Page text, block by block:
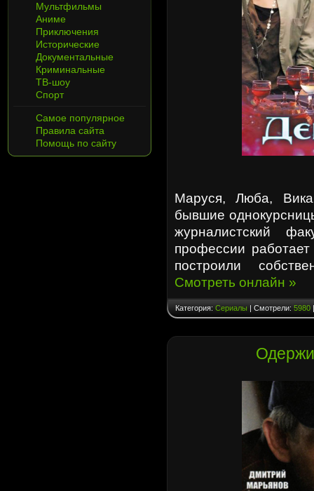
Мультфильмы
Аниме
Приключения
Исторические
Документальные
Криминальные
ТВ-шоу
Спорт
Самое популярное
Правила сайта
Помощь по сайту
Маруся, Люба,
бывшие
журналистский
профессии
построили
Смотреть онлайн »
Категория: Сериалы | Смотрели: 5980